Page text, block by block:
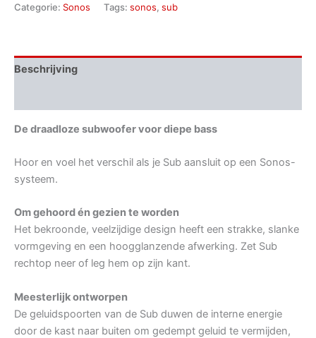
Categorie: Sonos Tags: sonos, sub
Beschrijving
De draadloze subwoofer voor diepe bass
Hoor en voel het verschil als je Sub aansluit op een Sonos-
systeem.
Om gehoord én gezien te worden
Het bekroonde, veelzijdige design heeft een strakke, slanke
vormgeving en een hoogglanzende afwerking. Zet Sub
rechtop neer of leg hem op zijn kant.
Meesterlijk ontworpen
De geluidspoorten van de Sub duwen de interne energie
door de kast naar buiten om gedempt geluid te vermijden,